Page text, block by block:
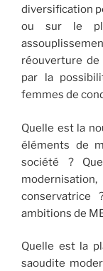
diversification
ou sur le
réouverture de
par la
femmes de
Quelle est la
éléments de
société ?
ambitions de
Quelle est la
saoudite